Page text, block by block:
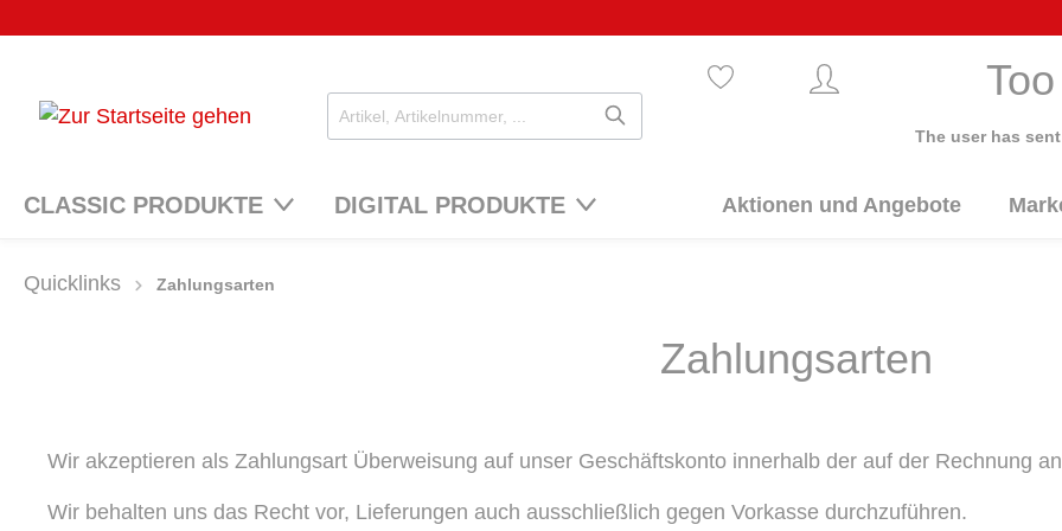
The user has
CLASSIC PRODUKTE DIGITAL PRODUKTE Aktionen und Angebote
Quicklinks Zahlungsarten
Zahlungsarten
Wir akzeptieren als Zahlungsart Überweisung auf unser Geschäftskonto innerhalb der auf der Rechnung
Wir behalten uns das Recht vor, Lieferungen auch ausschließlich gegen Vorkasse durchzuführen.